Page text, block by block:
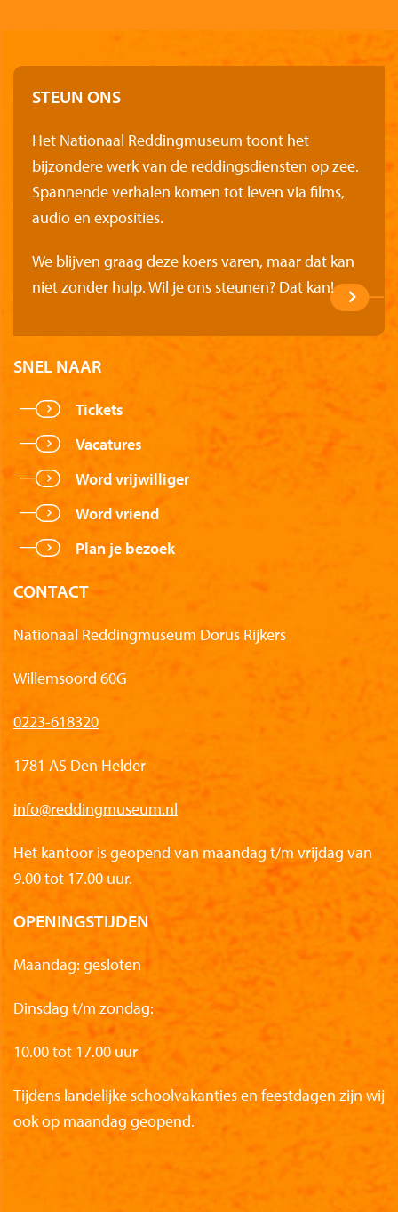
SNEL NAAR
Tickets
Vacatures
Word vrijwilliger
Word vriend
Plan je bezoek
CONTACT
Nationaal Reddingmuseum Dorus Rijkers
Willemsoord 60G
0223-618320
1781 AS Den Helder
info@reddingmuseum.nl
Het kantoor is geopend van maandag t/m vrijdag van
9.00 tot 17.00 uur.
OPENINGSTIJDEN
Maandag: gesloten
Dinsdag t/m zondag:
10.00 tot 17.00 uur
Tijdens landelijke schoolvakanties en feestdagen zijn wij
ook op maandag geopend.
STEUN ONS
Het Nationaal Reddingmuseum toont het
bijzondere werk van de reddingsdiensten op zee.
Spannende verhalen komen tot leven via films,
audio en exposities.
We blijven graag deze koers varen, maar dat kan
niet zonder hulp. Wil je ons steunen? Dat kan!